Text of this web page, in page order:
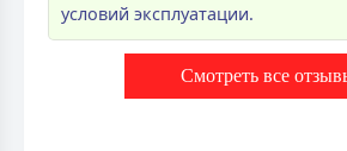
условий эксплуатации.
Смотреть все